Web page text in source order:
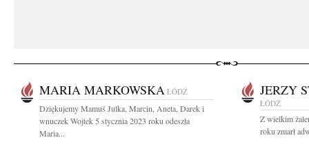
MARIA MARKOWSKA ŁÓDŹ
Dziękujemy Mamuś Julka, Marcin, Aneta, Darek i
wnuczek Wojtek 5 stycznia 2023 roku odeszła
Maria...
JERZY
ŁÓDŹ
Z wielkim
roku zmarł